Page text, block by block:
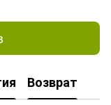
Возврат